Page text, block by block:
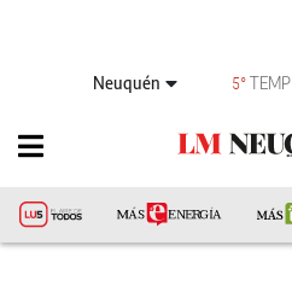
Neuquén 5°TEMP